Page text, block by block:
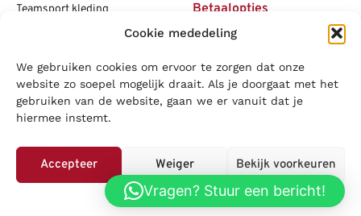
Cookie mededeling
We gebruiken cookies om ervoor te zorgen dat onze
website zo soepel mogelijk draait. Als je doorgaat met het
gebruiken van de website, gaan we er vanuit dat je
hiermee instemt.
Accepteer Weiger Bekijk voorkeuren
Privacybeleid
Teamsport kleding
Vacatures
Blogs
Betaalopties
Social media
LOWA|Adidas| Mizuno| Nike|Speedo|Asics |Babolat|Falke
|
Superfeet
Vragen? Stuur een bericht!